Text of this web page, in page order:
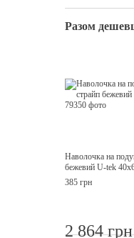
Разом
Наволочка на
бежевий U-tek
385 грн
2 864 грн